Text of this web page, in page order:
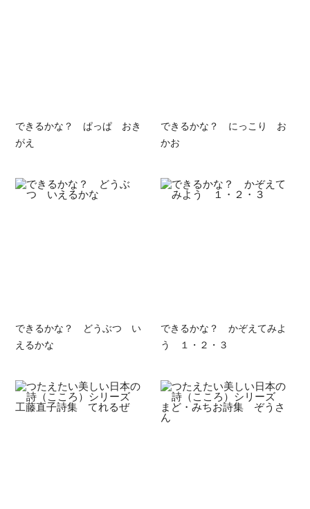
できるかな？ ぱっぱ おき
がえ
できるかな？ にっこり お
かお
できるかな？ どうぶつ い
えるかな
できるかな？ かぞえてみよ
う １・２・３